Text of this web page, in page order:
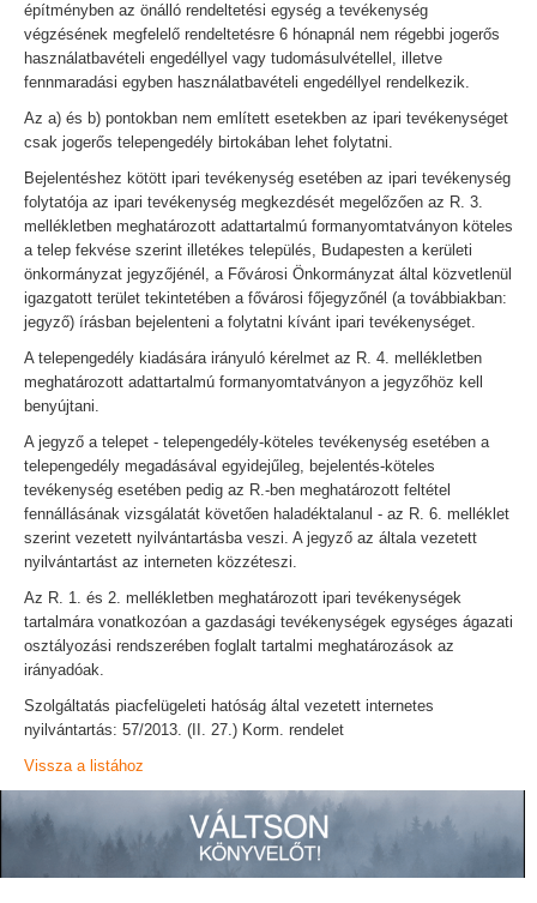
építményben az önálló rendeltetési egység a tevékenység
végzésének megfelelő rendeltetésre 6 hónapnál nem régebbi jogerős
használatbavételi engedéllyel vagy tudomásulvétellel, illetve
fennmaradási egyben használatbavételi engedéllyel rendelkezik.
Az a) és b) pontokban nem említett esetekben az ipari tevékenységet
csak jogerős telepengedély birtokában lehet folytatni.
Bejelentéshez kötött ipari tevékenység esetében az ipari tevékenység
folytatója az ipari tevékenység megkezdését megelőzően az R. 3.
mellékletben meghatározott adattartalmú formanyomtatványon köteles
a telep fekvése szerint illetékes település, Budapesten a kerületi
önkormányzat jegyzőjénél, a Fővárosi Önkormányzat által közvetlenül
igazgatott terület tekintetében a fővárosi főjegyzőnél (a továbbiakban:
jegyző) írásban bejelenteni a folytatni kívánt ipari tevékenységet.
A telepengedély kiadására irányuló kérelmet az R. 4. mellékletben
meghatározott adattartalmú formanyomtatványon a jegyzőhöz kell
benyújtani.
A jegyző a telepet - telepengedély-köteles tevékenység esetében a
telepengedély megadásával egyidejűleg, bejelentés-köteles
tevékenység esetében pedig az R.-ben meghatározott feltétel
fennállásának vizsgálatát követően haladéktalanul - az R. 6. melléklet
szerint vezetett nyilvántartásba veszi. A jegyző az általa vezetett
nyilvántartást az interneten közzéteszi.
Az R. 1. és 2. mellékletben meghatározott ipari tevékenységek
tartalmára vonatkozóan a gazdasági tevékenységek egységes ágazati
osztályozási rendszerében foglalt tartalmi meghatározások az
irányadóak.
Szolgáltatás piacfelügeleti hatóság által vezetett internetes
nyilvántartás: 57/2013. (II. 27.) Korm. rendelet
Vissza a listához